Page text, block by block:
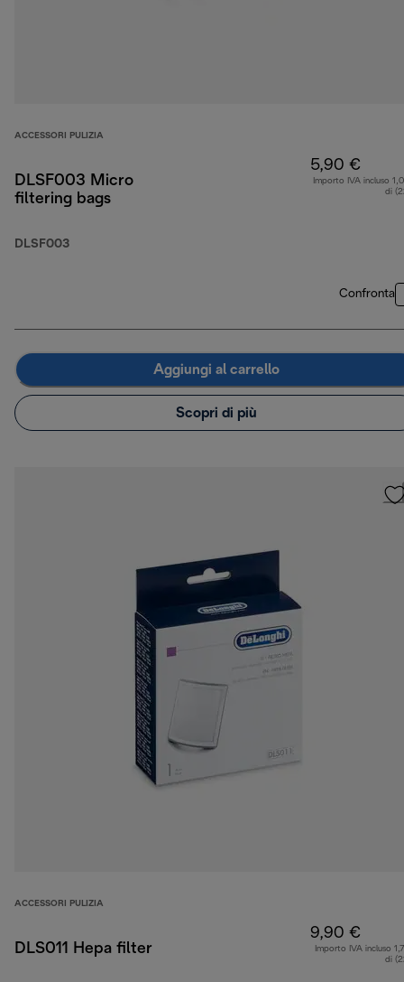
ACCESSORI PULIZIA
DLSF003 Micro
filtering bags
DLSF003
5,90 €
Importo IVA incluso
di
Confronta
Aggiungi al carrello
Scopri di più
ACCESSORI PULIZIA
DLS011 Hepa filter
9,90 €
Importo IVA incluso
di